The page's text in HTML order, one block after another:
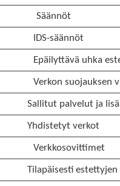
Säännöt
IDS-säännöt
Epäilyttävä uhka
Verkon suojauksen
Sallitut palvelut ja
Yhdistetyt verkot
Verkkosovittimet
Tilapäisesti